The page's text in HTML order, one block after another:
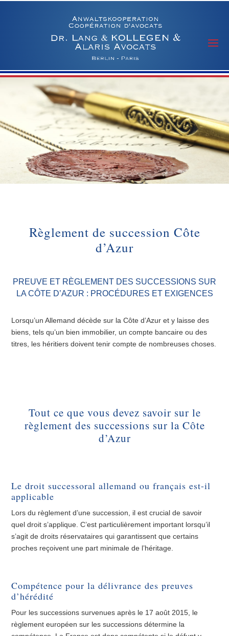
Règlement de succession Côte
d’Azur
PREUVE ET RÈGLEMENT DES SUCCESSIONS SUR
LA CÔTE D’AZUR : PROCÉDURES ET EXIGENCES
Lorsqu’un Allemand décède sur la Côte d’Azur et y laisse des
biens, tels qu’un bien immobilier, un compte bancaire ou des
titres, les héritiers doivent tenir compte de nombreuses choses.
Tout ce que vous devez savoir sur le
règlement des successions sur la Côte
d’Azur
Le droit successoral allemand ou français est-il
applicable
Lors du règlement d’une succession, il est crucial de savoir
quel droit s’applique. C’est particulièrement important lorsqu’il
s’agit de droits réservataires qui garantissent que certains
proches reçoivent une part minimale de l’héritage.
Compétence pour la délivrance des preuves
d’hérédité
Pour les successions survenues après le 17 août 2015, le
règlement européen sur les successions détermine la